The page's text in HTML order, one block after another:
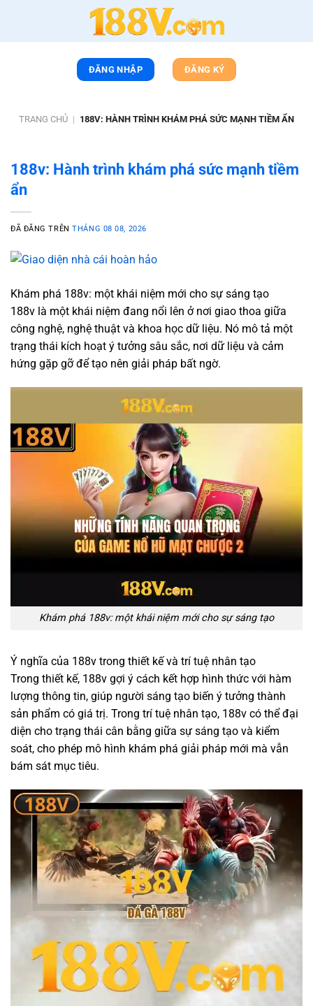
nội
ĐĂNG NHẬP ĐĂNG KÝ
TRANG CHỦ | 188V: HÀNH TRÌNH KHÁM PHÁ SỨC MẠNH TIỀM ẨN
188v: Hành trình khám phá sức mạnh tiềm
ẩn
ĐÃ ĐĂNG TRÊNTHÁNG 08 08, 2026
Khám phá 188v: một khái niệm mới cho sự sáng tạo
188v là một khái niệm đang nổi lên ở nơi giao thoa giữa
công nghệ, nghệ thuật và khoa học dữ liệu. Nó mô tả một
trạng thái kích hoạt ý tưởng sâu sắc, nơi dữ liệu và cảm
hứng gặp gỡ để tạo nên giải pháp bất ngờ.
Khám phá 188v: một khái niệm mới cho sự sáng tạo
Ý nghĩa của 188v trong thiết kế và trí tuệ nhân tạo
Trong thiết kế, 188v gợi ý cách kết hợp hình thức với hàm
lượng thông tin, giúp người sáng tạo biến ý tưởng thành
sản phẩm có giá trị. Trong trí tuệ nhân tạo, 188v có thể đại
diện cho trạng thái cân bằng giữa sự sáng tạo và kiểm
soát, cho phép mô hình khám phá giải pháp mới mà vẫn
bám sát mục tiêu.